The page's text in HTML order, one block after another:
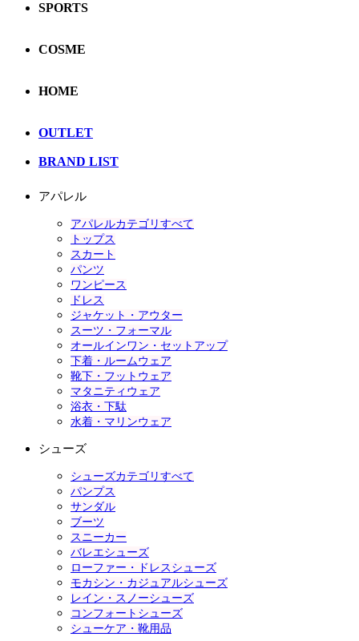
SPORTS
COSME
HOME
OUTLET
BRAND LIST
アパレル
アパレルカテゴリすべて
トップス
スカート
パンツ
ワンピース
ドレス
ジャケット・アウター
スーツ・フォーマル
オールインワン・セットアップ
下着・ルームウェア
靴下・フットウェア
マタニティウェア
浴衣・下駄
水着・マリンウェア
シューズ
シューズカテゴリすべて
パンプス
サンダル
ブーツ
スニーカー
バレエシューズ
ローファー・ドレスシューズ
モカシン・カジュアルシューズ
レイン・スノーシューズ
コンフォートシューズ
シューケア・靴用品